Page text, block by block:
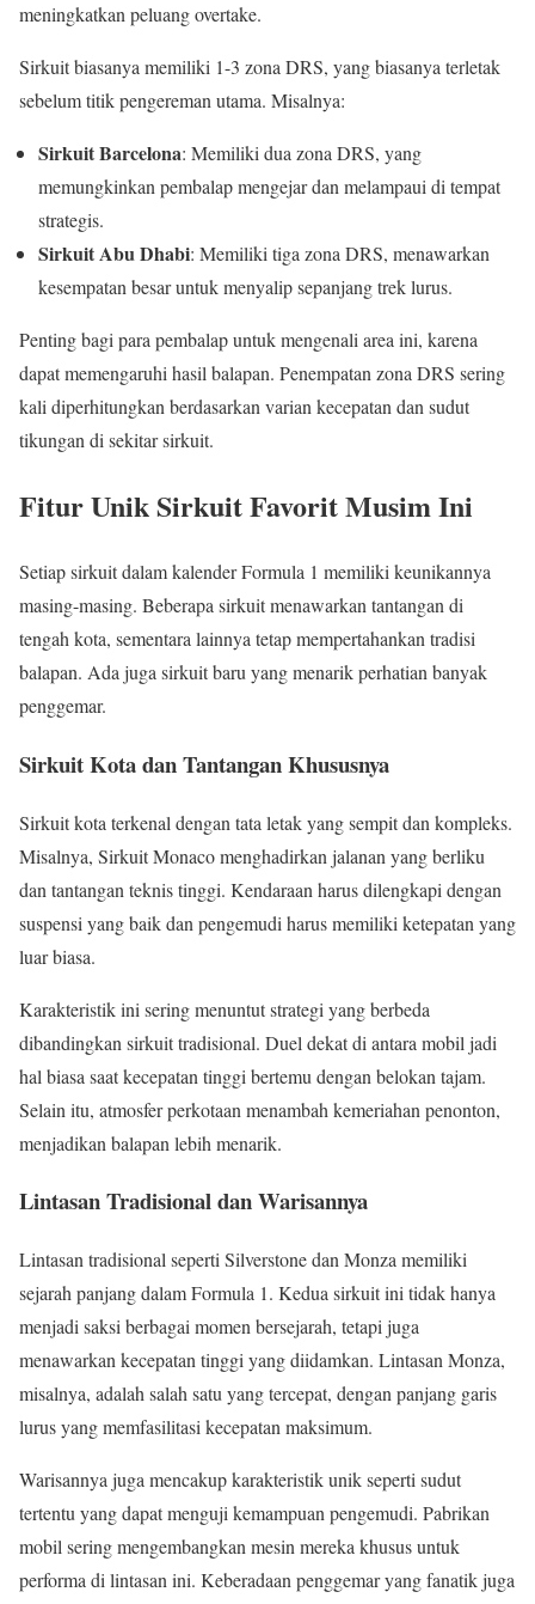
meningkatkan peluang overtake.
Sirkuit biasanya memiliki 1-3 zona DRS, yang biasanya terletak
sebelum titik pengereman utama. Misalnya:
Sirkuit Barcelona: Memiliki dua zona DRS, yang
memungkinkan pembalap mengejar dan melampaui di tempat
strategis.
Sirkuit Abu Dhabi: Memiliki tiga zona DRS, menawarkan
kesempatan besar untuk menyalip sepanjang trek lurus.
Penting bagi para pembalap untuk mengenali area ini, karena
dapat memengaruhi hasil balapan. Penempatan zona DRS sering
kali diperhitungkan berdasarkan varian kecepatan dan sudut
tikungan di sekitar sirkuit.
Fitur Unik Sirkuit Favorit Musim Ini
Setiap sirkuit dalam kalender Formula 1 memiliki keunikannya
masing-masing. Beberapa sirkuit menawarkan tantangan di
tengah kota, sementara lainnya tetap mempertahankan tradisi
balapan. Ada juga sirkuit baru yang menarik perhatian banyak
penggemar.
Sirkuit Kota dan Tantangan Khususnya
Sirkuit kota terkenal dengan tata letak yang sempit dan kompleks.
Misalnya, Sirkuit Monaco menghadirkan jalanan yang berliku
dan tantangan teknis tinggi. Kendaraan harus dilengkapi dengan
suspensi yang baik dan pengemudi harus memiliki ketepatan yang
luar biasa.
Karakteristik ini sering menuntut strategi yang berbeda
dibandingkan sirkuit tradisional. Duel dekat di antara mobil jadi
hal biasa saat kecepatan tinggi bertemu dengan belokan tajam.
Selain itu, atmosfer perkotaan menambah kemeriahan penonton,
menjadikan balapan lebih menarik.
Lintasan Tradisional dan Warisannya
Lintasan tradisional seperti Silverstone dan Monza memiliki
sejarah panjang dalam Formula 1. Kedua sirkuit ini tidak hanya
menjadi saksi berbagai momen bersejarah, tetapi juga
menawarkan kecepatan tinggi yang diidamkan. Lintasan Monza,
misalnya, adalah salah satu yang tercepat, dengan panjang garis
lurus yang memfasilitasi kecepatan maksimum.
Warisannya juga mencakup karakteristik unik seperti sudut
tertentu yang dapat menguji kemampuan pengemudi. Pabrikan
mobil sering mengembangkan mesin mereka khusus untuk
performa di lintasan ini. Keberadaan penggemar yang fanatik juga